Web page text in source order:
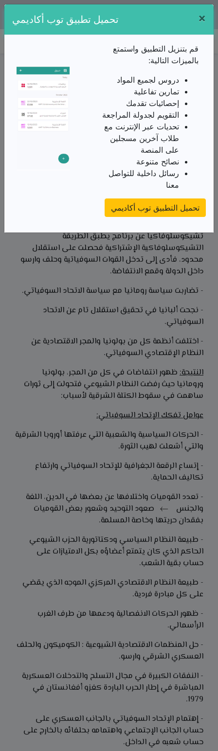
ملخص الدرس / الثالثة ثانوي/تاريخ و جغرافيا/تطور العالم
في ظل الثنائية القطبية/من الثنائية إلى الأحادية القطبية
الملخص
من الأستاذ(ة) الديوان الوطني للامتحانات
الإشكالية
بالرغم من تعدد الأزمات بين المعسكرين وبلوغها حد
المواجهة فإن مبدأ الوفاق ظل سائدا لكن أعاقته مجموعة
من الصعوبات فبدأت ملامح تغيير جذري في طبيعة
العلاقات الدولية.
كيف تم الانتقال من الثنائية إلى الأحادية ؟
تفكك الكتلة الشرقية وسياسة التطويق
تشيكوسلوفاكيا عن برنامج يطبق الطريقة
التشيكوسلوفاكية الإشتراكية فحصلت على استقلال
محدود، فأدى إلى تدخل القوات السوفياتية وحلف وارسو
داخل الدولة وقمع الانتفاضة.
- تضاربت سياسة رومانيا مع سياسة الاتحاد السوفياتي.
- نجحت ألبانيا في تحقيق استقلال تام عن الاتحاد
السوفياتي.
- اختلفت أنظمة كل من بولونيا والمجر الاقتصادية عن
النظام الإقتصادي السوفياتي.
النتيجة: ظهور انتفاضات في كل من المجر، بولونيا
ورومانيا حيث رفضت النظام الشيوعي فتحولت إلى ثورات
ساهمت في سقوط الكتلة الشرقية لأسباب:
عوامل تفكك الإتحاد السوفياتي:
- الحركات السياسية والشعبية التي عرفتها أوروبا الشرقية
والتي أشعلت لهيب الثورة.
- إتساع الرقعة الجغرافية للإتحاد السوفياتي وارتفاع
تكاليف الحماية.
- تعدد القوميات واختلافها عن بعضها في الدين، اللغة
والجنس
صعود التوحيد وشعور بعض القوميات
بفقدان حريتها وخاصة المسلمة.
- طبيعة النظام السياسي ودكتاتورية الحزب الشيوعي
الحاكم الذي كان يتمتع أعضاؤه بكل الامتيازات على
حساب بقية الشعب.
- طبيعة النظام الاقتصادي المركزي الموجه الذي يقضي
على كل مبادرة فردية.
- ظهور الحركات الانفصالية ودعمها من طرف الغرب
الرأسمالي.
- حل المنظمات الاقتصادية الشيوعية : الكوميكون والحلف
العسكري الشرقي وارسو.
- النفقات الكبيرة في مجال التسلح والتدخلات العسكرية
المباشرة في إطار الحرب الباردة كغزو أفغانستان في
1979.
- إهتمام الإتحاد السوفياتي بالجانب العسكري على
حساب الجانب الإجتماعي واهتمامه بحلفائه بالخارج على
حساب شعبه في الداخل.
تحميل تطبيق توب أكاديمي ×
قم بتنزيل التطبيق واستمتع
بالميزات التالية:
دروس لجميع المواد
تمارين تفاعلية
إحصائيات تقدمك
التقويم لجدولة المراجعة
تحديات عبر الإنترنت مع
طلاب آخرين مسجلين
على المنصة
نصائح متنوعة
رسائل داخلية للتواصل
معنا
تحميل التطبيق توب أكاديمي